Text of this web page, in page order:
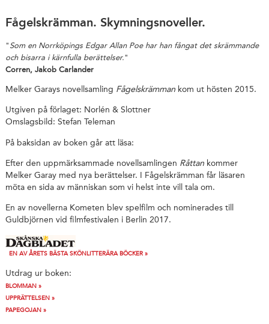
Fågelskrämman. Skymningsnoveller.
" Som en Norrköpings Edgar Allan Poe har han fångat det skrämmande
och bisarra i kärnfulla berättelser. "
Corren, Jakob Carlander
Melker Garays novellsamling Fågelskrämmankom ut hösten 2015.
Utgiven på förlaget: Norlén & Slottner
Omslagsbild: Stefan Teleman
På baksidan av boken går att läsa:
Efter den uppmärksammade novellsamlingen Råttankommer
Melker Garay med nya berättelser. I Fågelskrämman får läsaren
möta en sida av människan som vi helst inte vill tala om.
En av novellerna Kometen blev spelfilm och nominerades till
Guldbjörnen vid filmfestivalen i Berlin 2017.
EN AV ÅRETS BÄSTA SKÖNLITTERÄRA BÖCKER »
Utdrag ur boken:
BLOMMAN »
UPPRÄTTELSEN »
PAPEGOJAN »